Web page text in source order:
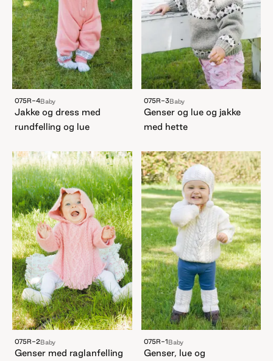
075R-4Baby
Jakke og dress med
rundfelling og lue
075R-3Baby
Genser og lue og jakke
med hette
075R-2Baby
Genser med raglanfelling
075R-1Baby
Genser, lue og